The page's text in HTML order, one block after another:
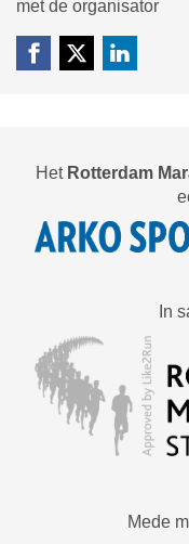
met de organisator
Het Rotterdam
In
Mede